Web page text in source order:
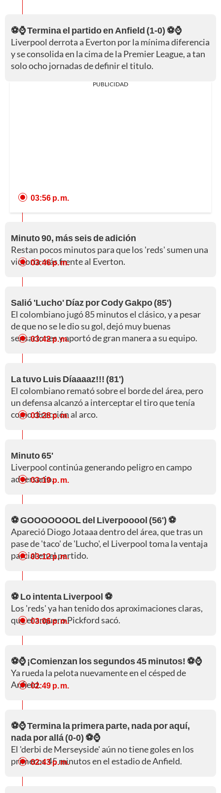
⚽⌚ Termina el partido en Anfield (1-0) ⚽⌚
Liverpool derrota a Everton por la mínima diferencia
y se consolida en la cima de la Premier League, a tan
solo ocho jornadas de definir el titulo.
PUBLICIDAD
03:56 p. m.
Minuto 90, más seis de adición
Restan pocos minutos para que los 'reds' sumen una
victoria más frente al Everton.
03:46 p. m.
Salió 'Lucho' Díaz por Cody Gakpo (85')
El colombiano jugó 85 minutos el clásico, y a pesar
de que no se le dio su gol, dejó muy buenas
sensaciones y aportó de gran manera a su equipo.
03:42 p. m.
La tuvo Luis Díaaaaz!!! (81')
El colombiano remató sobre el borde del área, pero
un defensa alcanzó a interceptar el tiro que tenía
como dirección al arco.
03:28 p. m.
Minuto 65'
Liverpool continúa generando peligro en campo
adversario.
03:19 p. m.
⚽ GOOOOOOOL del Liverpooool (56') ⚽
Apareció Diogo Jotaaa dentro del área, que tras un
pase de 'taco' de 'Lucho', el Liverpool toma la ventaja
parcial en el partido.
03:12 p. m.
⚽ Lo intenta Liverpool ⚽
Los 'reds' ya han tenido dos aproximaciones claras,
que el arquero Pickford sacó.
03:06 p. m.
⚽⌚ ¡Comienzan los segundos 45 minutos! ⚽⌚
Ya rueda la pelota nuevamente en el césped de
Anfield.02:49 p. m.
⚽⌚ Termina la primera parte, nada por aquí,
nada por allá (0-0) ⚽⌚
El 'derbi de Merseyside' aún no tiene goles en los
primeros 45 minutos en el estadio de Anfield.
02:43 p. m.